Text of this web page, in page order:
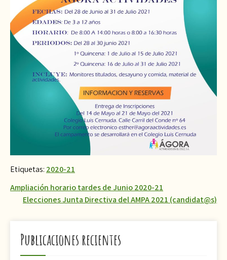
Etiquetas: 2020-21
Navegación
entradas
Ampliación horario tardes de Junio 2020-21
Elecciones Junta Directiva del AMPA 2021 (candidat@s)
Publicaciones recientes